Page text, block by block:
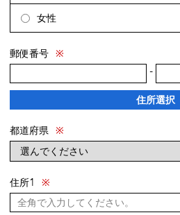
女性
郵便番号 ※
-
住所選択
都道府県 ※
住所1 ※